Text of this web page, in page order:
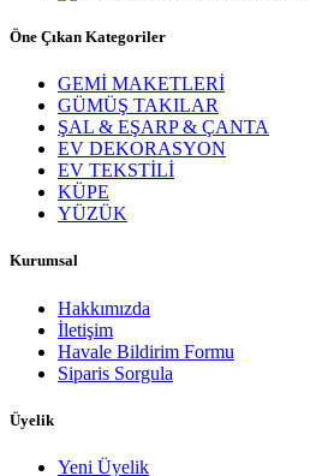
Öne Çıkan Kategoriler
GEMİ MAKETLERİ
GÜMÜŞ TAKILAR
ŞAL & EŞARP & ÇANTA
EV DEKORASYON
EV TEKSTİLİ
KÜPE
YÜZÜK
Kurumsal
Hakkımızda
İletişim
Havale Bildirim Formu
Siparis Sorgula
Üyelik
Yeni Üyelik